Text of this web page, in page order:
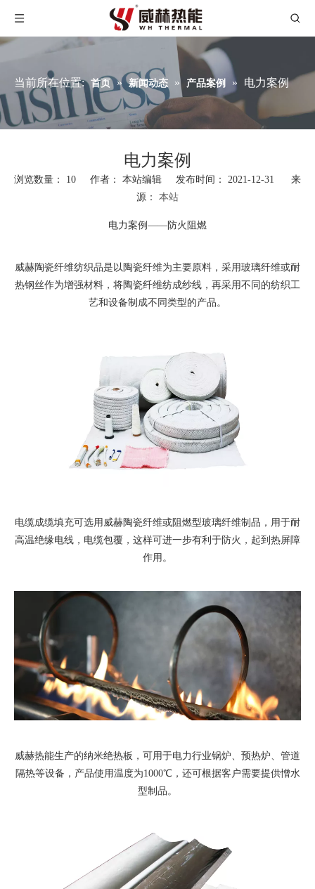
当前所在位置: 首页 » 新闻动态 » 产品案例 » 电力案例
电力案例
浏览数量： 10 作者： 本站编辑 发布时间： 2021-12-31 来
源： 本站
["wechat","weibo","qzone","douban","email"]
电力案例——防火阻燃
威赫陶瓷纤维纺织品是以陶瓷纤维为主要原料，采用玻璃纤维或耐
热钢丝作为增强材料，将陶瓷纤维纺成纱线，再采用不同的纺织工
艺和设备制成不同类型的产品。
电缆成缆填充可选用威赫陶瓷纤维或阻燃型玻璃纤维制品，用于耐
高温绝缘电线，电缆包覆，这样可进一步有利于防火，起到热屏障
作用。
威赫热能生产的纳米绝热板，可用于电力行业锅炉、预热炉、管道
隔热等设备，产品使用温度为1000℃，还可根据客户需要提供憎水
型制品。